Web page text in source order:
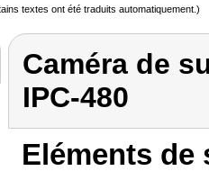
textes ont été traduits automatiquement.)
Caméra de
IPC-480
Eléments